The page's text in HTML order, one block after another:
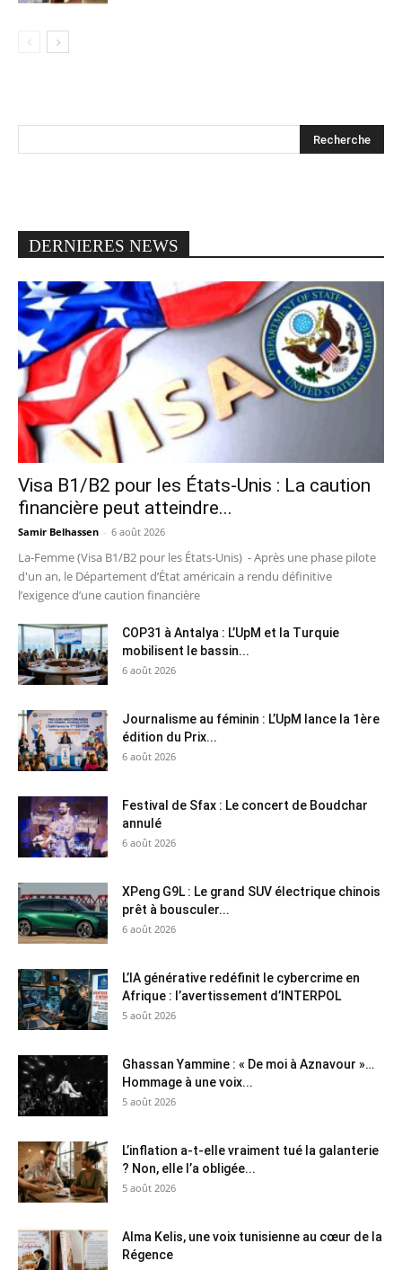
DERNIERES NEWS
Visa B1/B2 pour les États-Unis : La caution
financière peut atteindre...
Samir Belhassen - 6 août 2026
La-Femme (Visa B1/B2 pour les États-Unis) - Après une phase pilote
d'un an, le Département d’État américain a rendu définitive
l’exigence d’une caution financière
COP31 à Antalya : L’UpM et la Turquie
mobilisent le bassin...
6 août 2026
Journalisme au féminin : L’UpM lance la 1ère
édition du Prix...
6 août 2026
Festival de Sfax : Le concert de Boudchar
annulé
6 août 2026
XPeng G9L : Le grand SUV électrique chinois
prêt à bousculer...
6 août 2026
L’IA générative redéfinit le cybercrime en
Afrique : l’avertissement d’INTERPOL
5 août 2026
Ghassan Yammine : « De moi à Aznavour »…
Hommage à une voix...
5 août 2026
L’inflation a-t-elle vraiment tué la galanterie
? Non, elle l’a obligée...
5 août 2026
Alma Kelis, une voix tunisienne au cœur de la
Régence